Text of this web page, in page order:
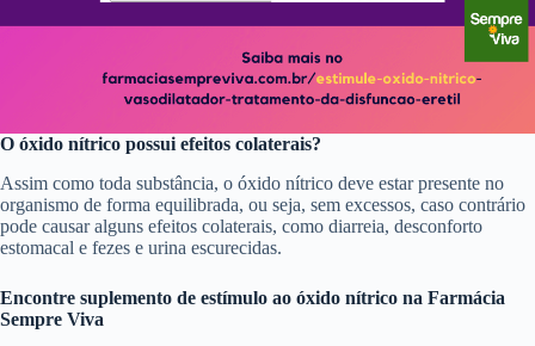
O óxido nítrico possui efeitos colaterais?
Assim como toda substância, o óxido nítrico deve estar presente no
organismo de forma equilibrada, ou seja, sem excessos, caso contrário
pode causar alguns efeitos colaterais, como diarreia, desconforto
estomacal e fezes e urina escurecidas.
Encontre suplemento de estímulo ao óxido nítrico na Farmácia
Sempre Viva